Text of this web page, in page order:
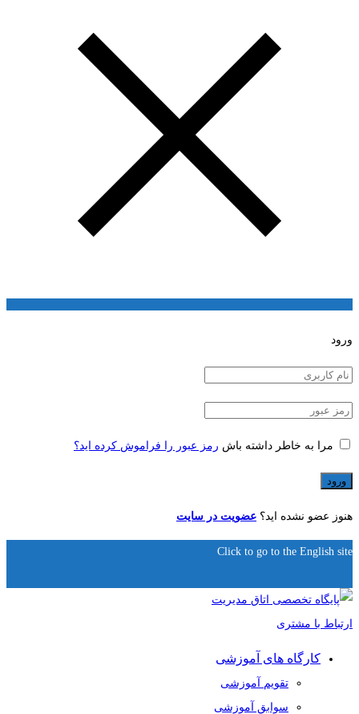
ورود
مرا به خاطر داشته باش رمز عبور را فراموش کرده اید؟
هنوز عضو نشده اید؟ عضویت در سایت
Click to go to the English site
کارگاه های آموزشی
تقویم آموزشی
سوابق آموزشی